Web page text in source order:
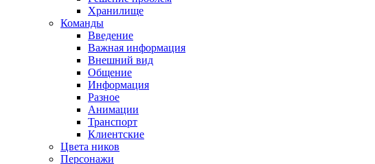
Хранилище
Команды
Введение
Важная информация
Внешний вид
Общение
Информация
Разное
Анимации
Транспорт
Клиентские
Цвета ников
Персонажи